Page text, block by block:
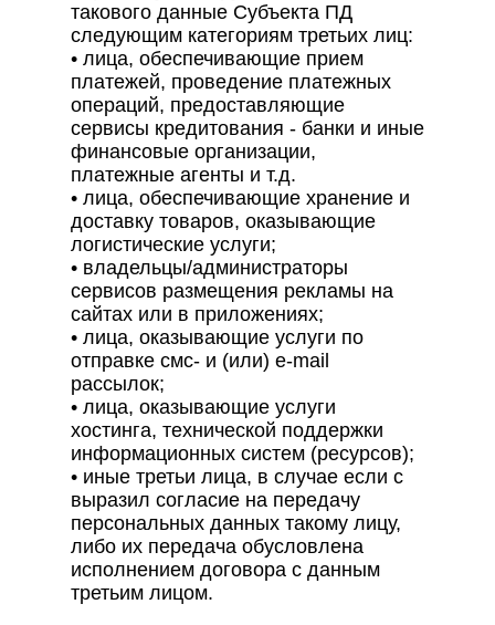
такового данные Субъекта ПД
следующим категориям третьих лиц:
• лица, обеспечивающие прием
платежей, проведение платежных
операций, предоставляющие
сервисы кредитования - банки и иные
финансовые организации,
платежные агенты и т.д.
• лица, обеспечивающие хранение и
доставку товаров, оказывающие
логистические услуги;
• владельцы/администраторы
сервисов размещения рекламы на
сайтах или в приложениях;
• лица, оказывающие услуги по
отправке смс- и (или) e-mail
рассылок;
• лица, оказывающие услуги
хостинга, технической поддержки
информационных систем (ресурсов);
• иные третьи лица, в случае если с
выразил согласие на передачу
персональных данных такому лицу,
либо их передача обусловлена
исполнением договора с данным
третьим лицом.